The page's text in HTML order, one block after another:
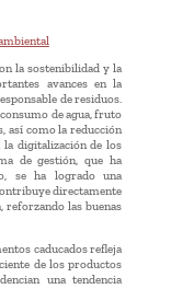
la sostenibilidad y la
avances en la
de residuos.
de agua, fruto
así como la reducción
la digitalización de los
de gestión, que ha
se ha logrado una
directamente
reforzando las buenas
caducados refleja
de los productos
una tendencia